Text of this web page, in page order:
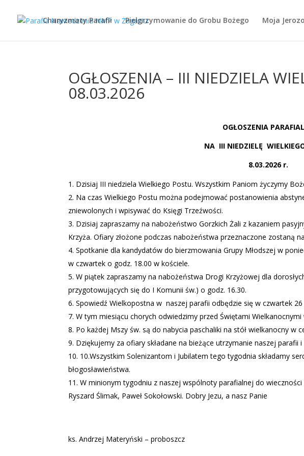
Charyzmaty Parafii Pielgrzymowanie do Grobu Bożego Moja
OGŁOSZENIA – III NIEDZIELA
08.03.2026
OGŁOSZENIA
NA III NIEDZIELĘ
8.03.2026 r.
Dzisiaj III niedziela Wielkiego Postu. Wszystkim Paniom życzymy
Na czas Wielkiego Postu można podejmować postanowienia
zniewolonych i wpisywać do Księgi Trzeźwości.
Dzisiaj zapraszamy na nabożeństwo Gorzkich Żali z kazaniem
Krzyża. Ofiary złożone podczas nabożeństwa przeznaczone zostaną
Spotkanie dla kandydatów do bierzmowania Grupy Młodszej w
w czwartek o godz. 18.00 w kościele.
W piątek zapraszamy na nabożeństwa Drogi Krzyżowej dla
przygotowujących się do I Komunii św.) o godz. 16.30.
Spowiedź Wielkopostna w naszej parafii odbędzie się w czwartek 26
W tym miesiącu chorych odwiedzimy przed Świętami
Po każdej Mszy św. są do nabycia paschaliki na stół wielkanocny w
Dziękujemy za ofiary składane na bieżące utrzymanie naszej parafii
10.Wszystkim Solenizantom i Jubilatem tego tygodnia składamy
błogosławieństwa.
W minionym tygodniu z naszej wspólnoty parafialnej do
Ryszard Ślimak, Paweł Sokołowski. Dobry Jezu, a nasz Panie
ks. Andrzej Materyński – proboszcz